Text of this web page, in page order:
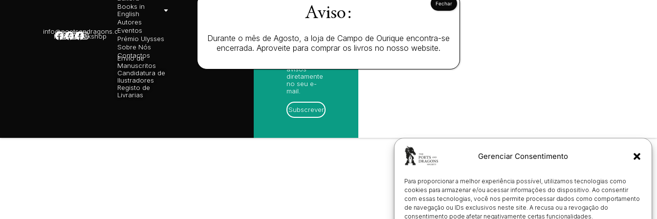
Gerenciar Consentimento
Para proporcionar a melhor experiência possível, utilizamos tecnologias como
cookies para armazenar e/ou acessar informações do dispositivo. Ao consentir
com essas tecnologias, você nos permite processar dados como comportamento
de navegação ou IDs exclusivos neste site. A recusa ou a revogação do
consentimento pode afetar negativamente certas funcionalidades.
info@poetsandragons.com
InfantilAdultoBookshop
Books in
English
Autores
Eventos
Prémio Ulysses
Sobre Nós
Contactos
Envio de
Manuscritos
Candidatura de
Ilustradores
Registo de
Livrarias
Livro de
Reclamações
Eletrónico
nossas
sugestões
sobre
lançamentos,
vantagens
avisos
diretamente
no seu e-
mail.
Subscrever
Aviso:
Durante o mês de Agosto, a loja de Campo de Ourique encontra-se
encerrada. Aproveite para comprar os livros no nosso website.